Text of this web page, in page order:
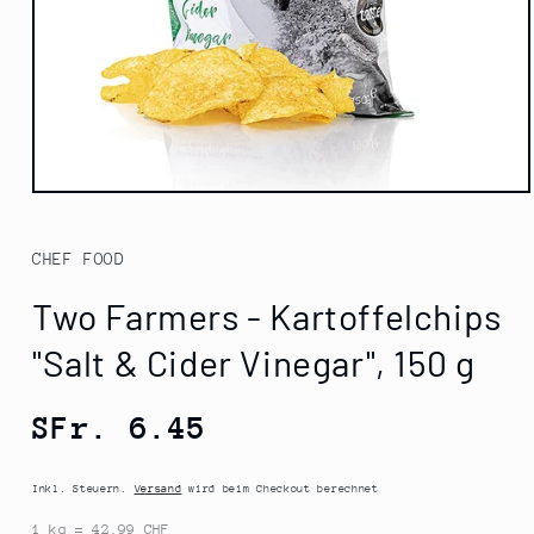
Medien
Modal
öffnen
CHEF FOOD
Two Farmers - Kartoffelchips
"Salt & Cider Vinegar", 150 g
Normaler
SFr. 6.45
Inkl. Steuern.Versand wird beim Checkout berechnet
1 kg = 42.99 CHF